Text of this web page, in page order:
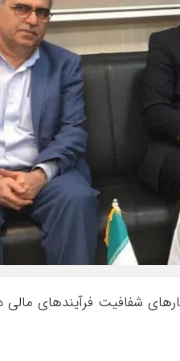
شفافیت فرآیندهای مالی